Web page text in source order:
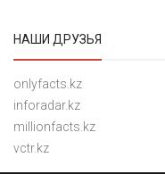
НАШИ ДРУЗЬЯ
onlyfacts.kz
inforadar.kz
millionfacts.kz
vctr.kz